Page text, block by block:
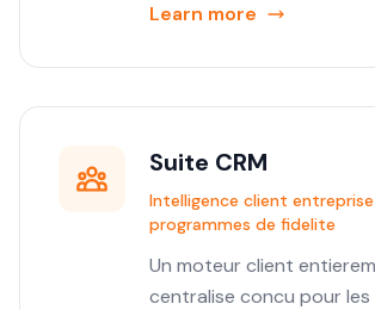
Learn more
Suite CRM
Intelligence client
programmes de fidelite
Un moteur client
centralise concu pour les